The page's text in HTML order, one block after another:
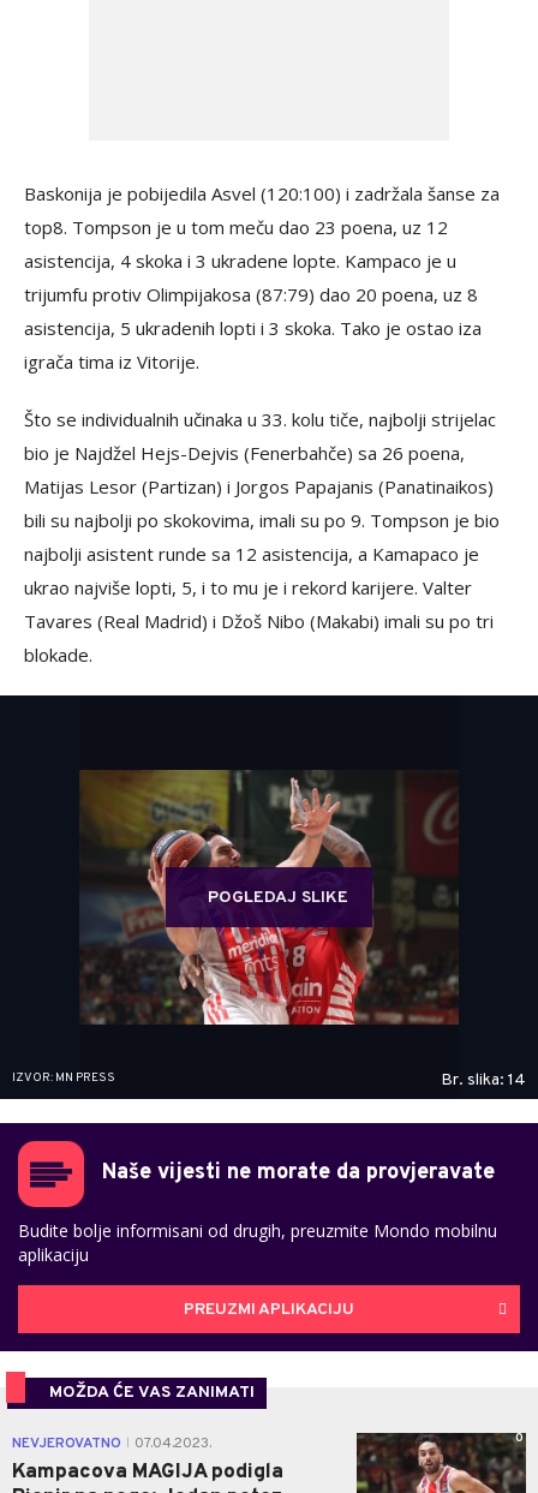
Baskonija je pobijedila Asvel (120:100) i zadržala šanse za
top8. Tompson je u tom meču dao 23 poena, uz 12
asistencija, 4 skoka i 3 ukradene lopte. Kampaco je u
trijumfu protiv Olimpijakosa (87:79) dao 20 poena, uz 8
asistencija, 5 ukradenih lopti i 3 skoka. Tako je ostao iza
igrača tima iz Vitorije.
Što se individualnih učinaka u 33. kolu tiče, najbolji strijelac
bio je Najdžel Hejs-Dejvis (Fenerbahče) sa 26 poena,
Matijas Lesor (Partizan) i Jorgos Papajanis (Panatinaikos)
bili su najbolji po skokovima, imali su po 9. Tompson je bio
najbolji asistent runde sa 12 asistencija, a Kamapaco je
ukrao najviše lopti, 5, i to mu je i rekord karijere. Valter
Tavares (Real Madrid) i Džoš Nibo (Makabi) imali su po tri
blokade.
POGLEDAJ SLIKE
IZVOR: MN PRESS Br. slika: 14
Naše vijesti ne morate da provjeravate
Budite bolje informisani od drugih, preuzmite Mondo mobilnu
aplikaciju
PREUZMI APLIKACIJU
MOŽDA ĆE VAS ZANIMATI
NEVJEROVATNO 07.04.2023.
Kampacova MAGIJA podigla
0